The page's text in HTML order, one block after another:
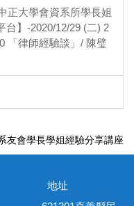
正大學會資系所學長姐
台】-2020/12/29 (二) 2
「律師經驗談」/ 陳璧
友會學長學姐經驗分享講座
址